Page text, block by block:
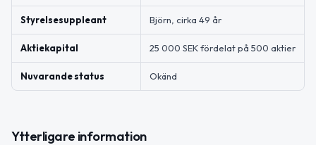
Styrelsesuppleant Björn, cirka 49 år
Aktiekapital 25 000 SEK fördelat på 500 aktier
Nuvarande status Okänd
Ytterligare information